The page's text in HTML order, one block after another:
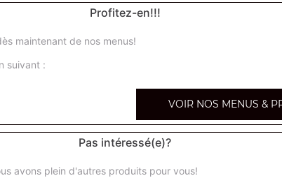
Nos
Profitez-en!!!
maintenant de nos menus!
suivant :
VOIR NOS MENUS &
Pas intéressé(e)?
avons plein d'autres produits pour vous!